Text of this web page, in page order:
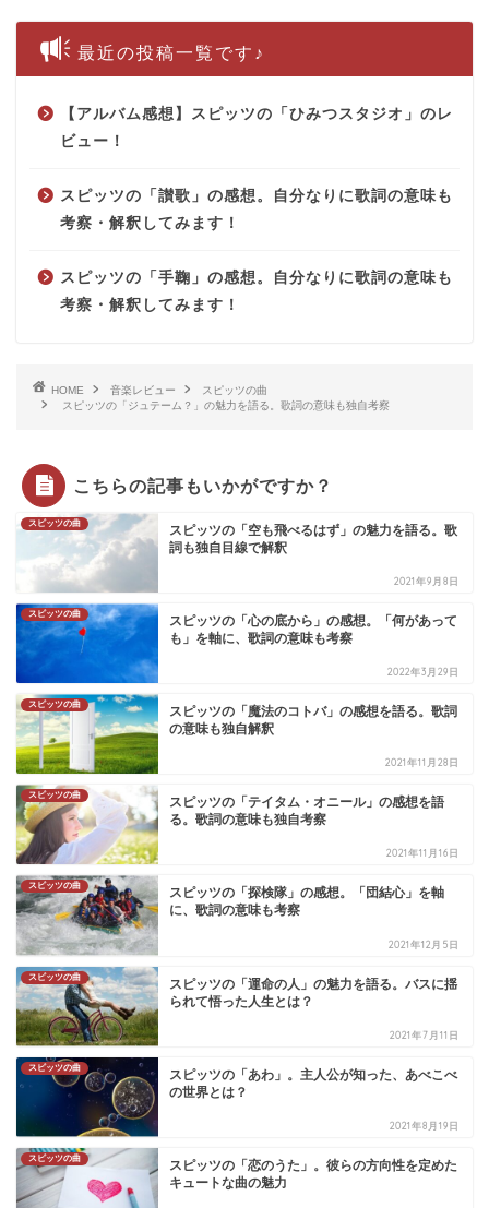
最近の投稿一覧です♪
【アルバム感想】スピッツの「ひみつスタジオ」のレ
ビュー！
スピッツの「讃歌」の感想。自分なりに歌詞の意味も
考察・解釈してみます！
スピッツの「手鞠」の感想。自分なりに歌詞の意味も
考察・解釈してみます！
HOME 音楽レビュー
スピッツの曲
スピッツの「ジュテーム？」の魅力を語る。歌詞の意味も独自考察
こちらの記事もいかがですか？
スピッツの曲
スピッツの「空も飛べるはず」の魅力を語る。歌
詞も独自目線で解釈
2021年9月8日
スピッツの曲
スピッツの「心の底から」の感想。「何があって
も」を軸に、歌詞の意味も考察
2022年3月29日
スピッツの曲
スピッツの「魔法のコトバ」の感想を語る。歌詞
の意味も独自解釈
2021年11月28日
スピッツの曲
スピッツの「テイタム・オニール」の感想を語
る。歌詞の意味も独自考察
2021年11月16日
スピッツの曲
スピッツの「探検隊」の感想。「団結心」を軸
に、歌詞の意味も考察
2021年12月5日
スピッツの曲
スピッツの「運命の人」の魅力を語る。バスに揺
られて悟った人生とは？
2021年7月11日
スピッツの曲
スピッツの「あわ」。主人公が知った、あべこべ
の世界とは？
2021年8月19日
スピッツの曲
スピッツの「恋のうた」。彼らの方向性を定めた
キュートな曲の魅力